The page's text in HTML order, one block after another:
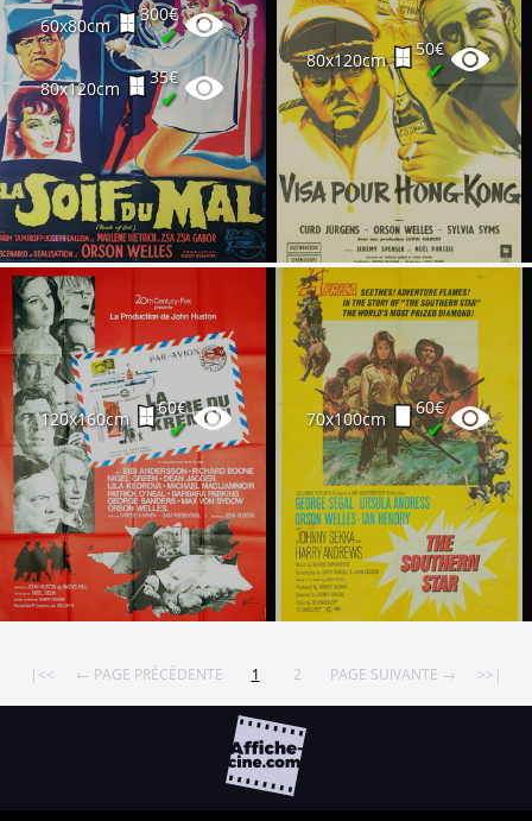
60x80cm
300€
✔
80x120cm
35€
✔
80x120cm
50€
✔
120x160cm
60€
✔ 70x100cm
60€
✔
|<< ← PAGE PRÉCÉDENTE 1 2 PAGE SUIVANTE → >>|